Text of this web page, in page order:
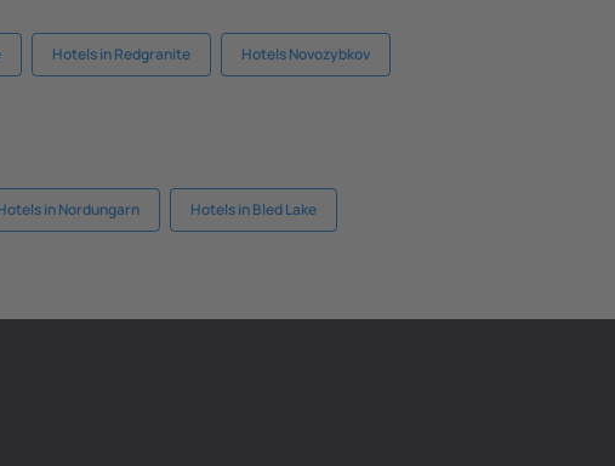
Hotels in Redgranite Hotels Novozybkov
in Nordungarn Hotels in Bled Lake